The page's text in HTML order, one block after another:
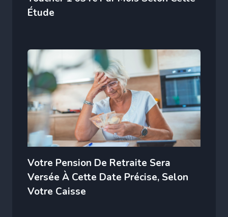
Étude
Votre Pension De Retraite Sera
Versée À Cette Date Précise, Selon
Votre Caisse